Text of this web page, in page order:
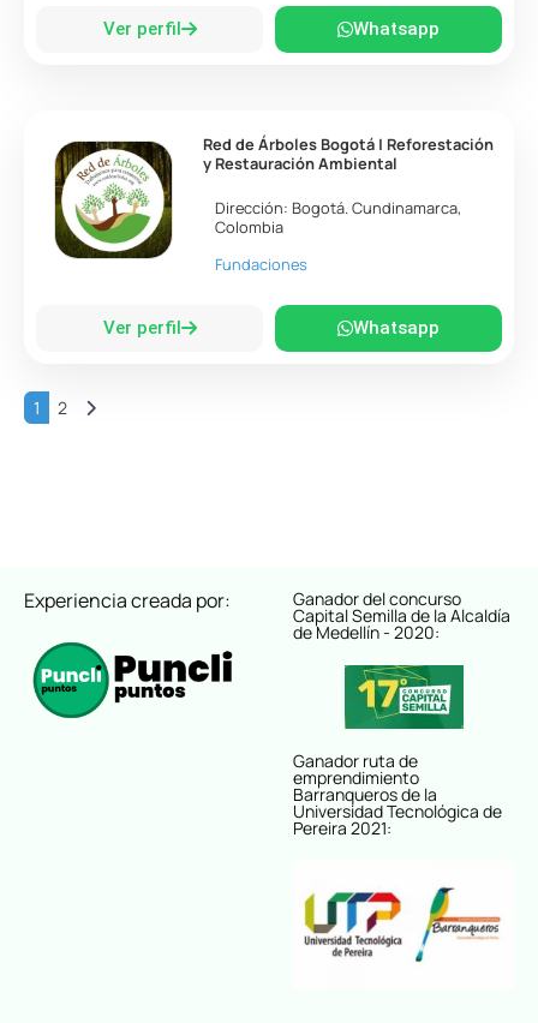
Ver perfil Whatsapp
Red de Árboles Bogotá | Reforestación
y Restauración Ambiental
Dirección: Bogotá.Cundinamarca,
Colombia
Fundaciones
Ver perfil Whatsapp
1 2 Entradas anteriores
Experiencia creada por: Ganador del concurso
Capital Semilla de la Alcaldía
de Medellín - 2020:
Ganador ruta de
emprendimiento
Barranqueros de la
Universidad Tecnológica de
Pereira 2021: